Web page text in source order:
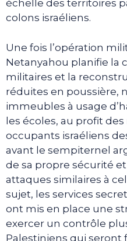
échelle des territoires
colons israéliens.
Une fois l’opération
Netanyahou planifie la
militaires et la
réduites en poussière,
immeubles à usage
les écoles, au profit
occupants israéliens
avant le sempiternel
de sa propre sécurité
attaques similaires à
sujet, les services
ont mis en place une
exercer un contrôle
Palestiniens qui seront